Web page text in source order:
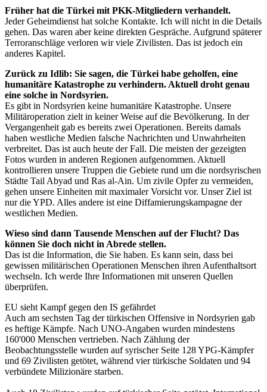
Früher hat die Türkei mit PKK-Mitgliedern verhandelt.
Jeder Geheimdienst hat solche Kontakte. Ich will nicht in die Details
gehen. Das waren aber keine direkten Gespräche. Aufgrund späterer
Terroranschläge verloren wir viele Zivilisten. Das ist jedoch ein
anderes Kapitel.
Zurück zu Idlib: Sie sagen, die Türkei habe geholfen, eine
humanitäre Katastrophe zu verhindern. Aktuell droht genau
eine solche in Nordsyrien.
Es gibt in Nordsyrien keine humanitäre Katastrophe. Unsere
Militäroperation zielt in keiner Weise auf die Bevölkerung. In der
Vergangenheit gab es bereits zwei Operationen. Bereits damals
haben westliche Medien falsche Nachrichten und Unwahrheiten
verbreitet. Das ist auch heute der Fall. Die meisten der gezeigten
Fotos wurden in anderen Regionen aufgenommen. Aktuell
kontrollieren unsere Truppen die Gebiete rund um die nordsyrischen
Städte Tail Abyad und Ras al-Ain. Um zivile Opfer zu vermeiden,
gehen unsere Einheiten mit maximaler Vorsicht vor. Unser Ziel ist
nur die YPD. Alles andere ist eine Diffamierungskampagne der
westlichen Medien.
Wieso sind dann Tausende Menschen auf der Flucht? Das
können Sie doch nicht in Abrede stellen.
Das ist die Information, die Sie haben. Es kann sein, dass bei
gewissen militärischen Operationen Menschen ihren Aufenthaltsort
wechseln. Ich werde Ihre Informationen mit unseren Quellen
überprüfen.
EU sieht Kampf gegen den IS gefährdet
Auch am sechsten Tag der türkischen Offensive in Nordsyrien gab
es heftige Kämpfe. Nach UNO-Angaben wurden mindestens
160'000 Menschen vertrieben. Nach Zählung der
Beobachtungsstelle wurden auf syrischer Seite 128 YPG-Kämpfer
und 69 Zivilisten getötet, während vier türkische Soldaten und 94
verbündete Milizionäre starben.